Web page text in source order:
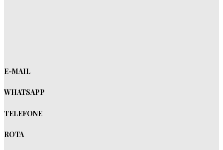
E-MAIL
WHATSAPP
TELEFONE
ROTA